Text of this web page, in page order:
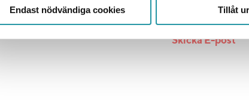
Endast nödvändiga cookies Tillåt
Skicka E-post